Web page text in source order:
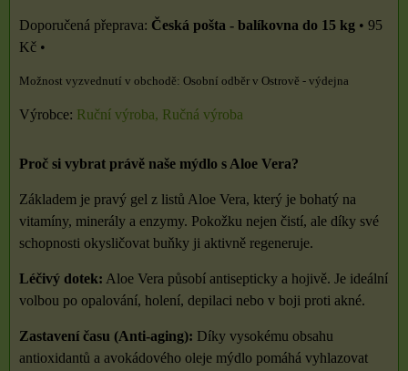
Česká pošta - balíkovna do 15 kg • 95
Kč •
Osobní odběr v Ostrově - výdejna
Výrobce: Ruční výroba, Ručná výroba
Proč si vybrat právě naše mýdlo s Aloe Vera?
Základem je pravý gel z listů Aloe Vera, který je bohatý na
vitamíny, minerály a enzymy. Pokožku nejen čistí, ale díky své
schopnosti okysličovat buňky ji aktivně regeneruje.
Léčivý dotek: Aloe Vera působí antisepticky a hojivě. Je ideální
volbou po opalování, holení, depilaci nebo v boji proti akné.
Zastavení času (Anti-aging): Díky vysokému obsahu
antioxidantů a avokádového oleje mýdlo pomáhá vyhlazovat